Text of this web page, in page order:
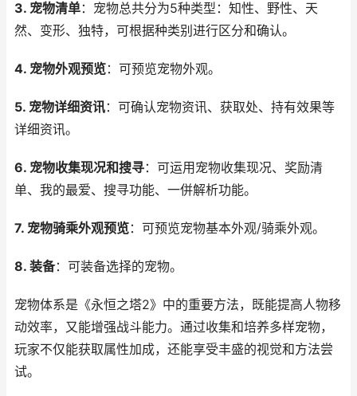
3. 宠物清单：宠物总共分为5种类型：知性、野性、天
然、变形、独特，可根据种类别进行区分和确认。
4. 宠物外观预览：可预览宠物外观。
5. 宠物详细资讯：可确认宠物资讯、获取处、持有效果等
详细资讯。
6. 宠物收集现况和搜寻：可运用宠物收集现况、奖励清
单、我的最爱、搜寻功能、一併解析功能。
7. 宠物骑乘外观预览：可预览宠物基本外观/骑乘外观。
8. 装备：可装备选择的宠物。
宠物体系是《永恒之塔2》中的重要方法，既能提高人物移
动效率，又能增强战斗能力。通过收集和培养多样宠物，
玩家不仅能获取属性加成，还能享受丰盛的视觉和方法尝
试。